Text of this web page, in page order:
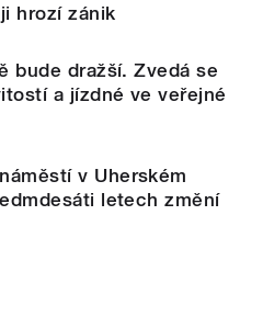
hrozí zánik
bude dražší. Zvedá se
a jízdné ve veřejné
v Uherském
letech změní